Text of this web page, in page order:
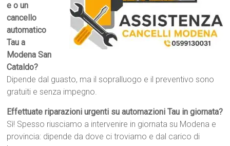
e o un
cancello
automatico
Tau a
Modena San
Cataldo?
Dipende dal guasto, ma il sopralluogo e il preventivo sono
gratuiti e senza impegno.
Effettuate riparazioni urgenti su automazioni Tau in giornata?
Sì! Spesso riusciamo a intervenire in giornata su Modena e
provincia: dipende da dove ci troviamo e dal carico di